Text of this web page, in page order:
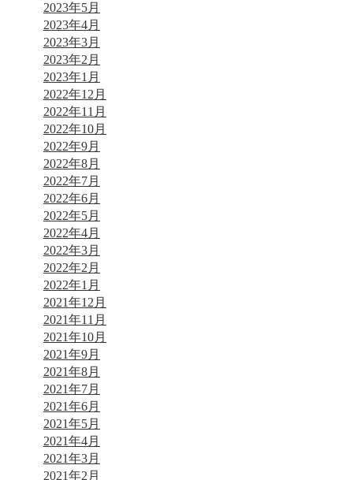
2023年5月
2023年4月
2023年3月
2023年2月
2023年1月
2022年12月
2022年11月
2022年10月
2022年9月
2022年8月
2022年7月
2022年6月
2022年5月
2022年4月
2022年3月
2022年2月
2022年1月
2021年12月
2021年11月
2021年10月
2021年9月
2021年8月
2021年7月
2021年6月
2021年5月
2021年4月
2021年3月
2021年2月